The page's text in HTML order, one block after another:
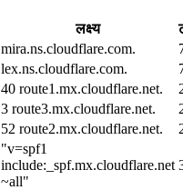
लक्ष्य
mira.ns.cloudflare.com.
lex.ns.cloudflare.com.
40 route1.mx.cloudflare.net.
3 route3.mx.cloudflare.net.
52 route2.mx.cloudflare.net.
"v=spf1
include:_spf.mx.cloudflare.net
~all"